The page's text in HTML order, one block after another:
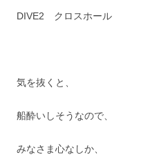
DIVE2 クロスホール
気を抜くと、
船酔いしそうなので、
みなさま心なしか、